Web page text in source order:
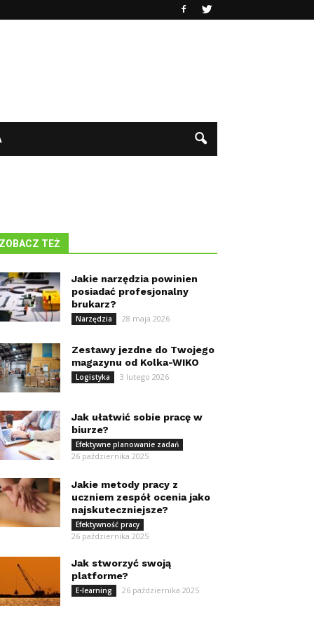
ZOBACZ TEŻ
Jakie narzędzia powinien
posiadać profesjonalny
brukarz?
Narzędzia 28 maja 2026
Zestawy jezdne do Twojego
magazynu od Kolka-WIKO
Logistyka 3 lutego 2026
Jak ułatwić sobie pracę w
biurze?
Efektywne planowanie zadań
26 października 2025
Jakie metody pracy z
uczniem zespół ocenia jako
najskuteczniejsze?
Efektywność pracy
26 października 2025
Jak stworzyć swoją
platforme?
E-learning 26 października 2025